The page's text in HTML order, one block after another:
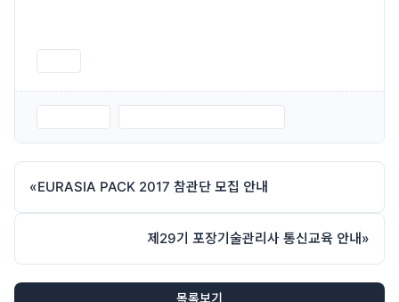
«EURASIA PACK 2017 참관단 모집 안내
제29기 포장기술관리사 통신교육 안내 »
목록보기